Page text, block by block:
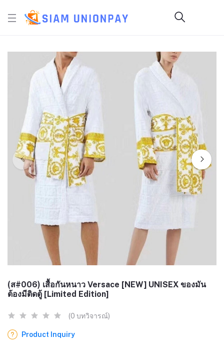
(ส#006) เสื้อกันหนาว Versace [NEW] UNISEX ของมัน
ต้องมีติดตู้ [Limited Edition]
(0 บทวิจารณ์)
Product Inquiry